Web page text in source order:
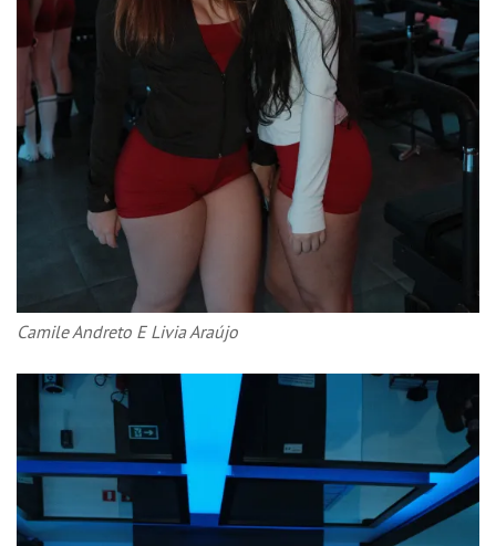
Camile Andreto E Livia Araújo